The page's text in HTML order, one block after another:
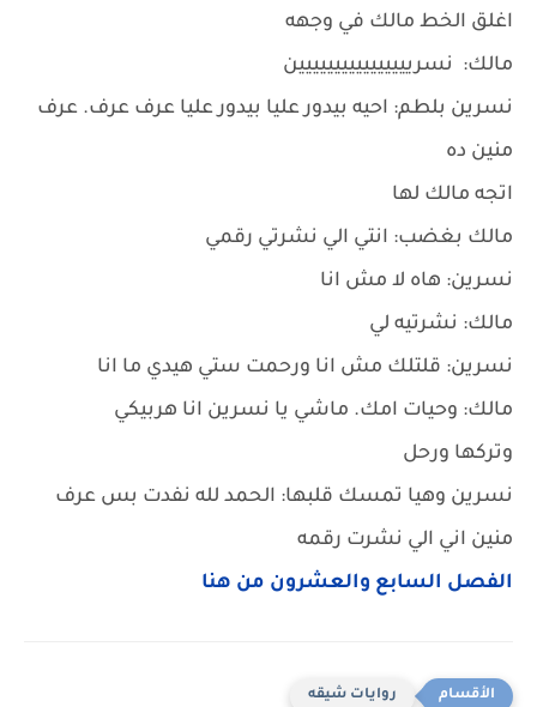
اغلق الخط مالك في وجهه
مالك: نسريييييييييييييييين
نسرين بلطم: احيه بيدور عليا بيدور عليا عرف عرف. عرف
منين ده
اتجه مالك لها
مالك بغضب: انتي الي نشرتي رقمي
نسرين: هاه لا مش انا
مالك: نشرتيه لي
نسرين: قلتلك مش انا ورحمت ستي هيدي ما انا
مالك: وحيات امك. ماشي يا نسرين انا هربيكي
وتركها ورحل
نسرين وهيا تمسك قلبها: الحمد لله نفدت بس عرف
منين اني الي نشرت رقمه
الفصل السابع والعشرون من هنا
روايات شيقه